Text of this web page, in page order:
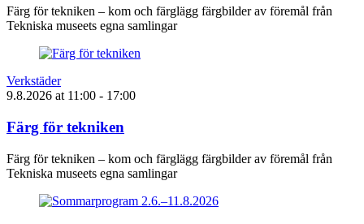
Färg för tekniken – kom och färglägg färgbilder av föremål från
Tekniska museets egna samlingar
Verkstäder
9.8.2026 at 11:00 - 17:00
Färg för tekniken
Färg för tekniken – kom och färglägg färgbilder av föremål från
Tekniska museets egna samlingar